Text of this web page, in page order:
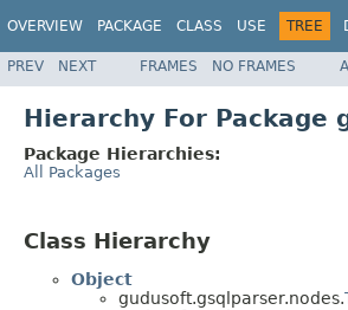
OVERVIEW PACKAGE CLASS USE TREE
PREV NEXT FRAMES NO FRAMES
Hierarchy For Package
Package Hierarchies:
All Packages
Class Hierarchy
Object
gudusoft.gsqlparser.nodes.